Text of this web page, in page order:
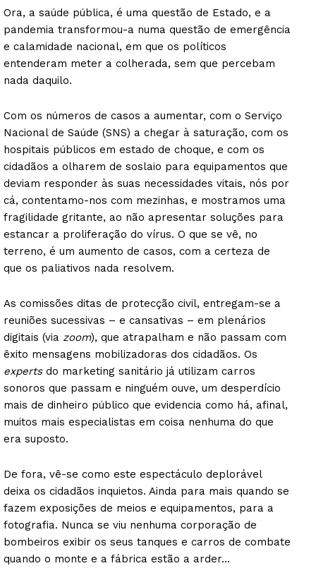
Ora, a saúde pública, é uma questão de Estado, e a
pandemia transformou-a numa questão de emergência
e calamidade nacional, em que os políticos
entenderam meter a colherada, sem que percebam
nada daquilo.
Com os números de casos a aumentar, com o Serviço
Nacional de Saúde (SNS) a chegar à saturação, com os
hospitais públicos em estado de choque, e com os
cidadãos a olharem de soslaio para equipamentos que
deviam responder às suas necessidades vitais, nós por
cá, contentamo-nos com mezinhas, e mostramos uma
fragilidade gritante, ao não apresentar soluções para
estancar a proliferação do vírus. O que se vê, no
terreno, é um aumento de casos, com a certeza de
que os paliativos nada resolvem.
As comissões ditas de protecção civil, entregam-se a
reuniões sucessivas – e cansativas – em plenários
digitais (via zoom), que atrapalham e não passam com
êxito mensagens mobilizadoras dos cidadãos. Os
expertsdo marketing sanitário já utilizam carros
sonoros que passam e ninguém ouve, um desperdício
mais de dinheiro público que evidencia como há, afinal,
muitos mais especialistas em coisa nenhuma do que
era suposto.
De fora, vê-se como este espectáculo deplorável
deixa os cidadãos inquietos. Ainda para mais quando se
fazem exposições de meios e equipamentos, para a
fotografia. Nunca se viu nenhuma corporação de
bombeiros exibir os seus tanques e carros de combate
quando o monte e a fábrica estão a arder…